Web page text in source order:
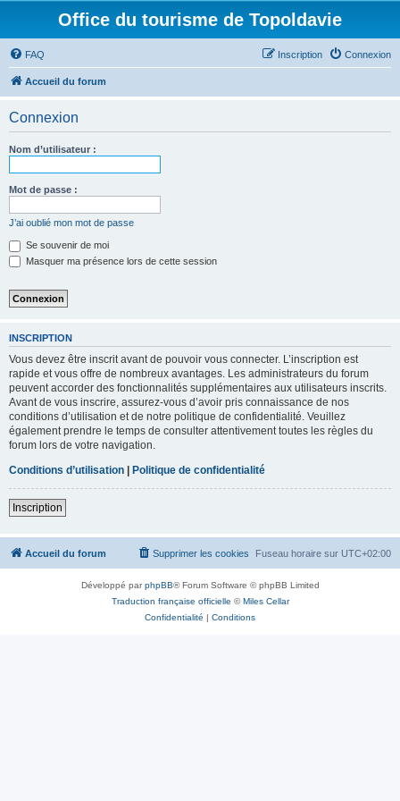
Office du tourisme de Topoldavie
FAQ Connexion
Inscription
Accueil du forum
Connexion
Nom d’utilisateur :
Mot de passe :
J’ai oublié mon mot de passe
Se souvenir de moi
Masquer ma présence lors de cette session
INSCRIPTION
Vous devez être inscrit avant de pouvoir vous connecter. L’inscription est
rapide et vous offre de nombreux avantages. Les administrateurs du forum
peuvent accorder des fonctionnalités supplémentaires aux utilisateurs inscrits.
Avant de vous inscrire, assurez-vous d’avoir pris connaissance de nos
conditions d’utilisation et de notre politique de confidentialité. Veuillez
également prendre le temps de consulter attentivement toutes les règles du
forum lors de votre navigation.
Conditions d’utilisation | Politique de confidentialité
Inscription
Accueil du forum Fuseau horaire sur UTC+02:00
Supprimer les cookies
Développé parphpBB® Forum Software © phpBB Limited
Traduction française officielle ©Miles Cellar
Confidentialité | Conditions